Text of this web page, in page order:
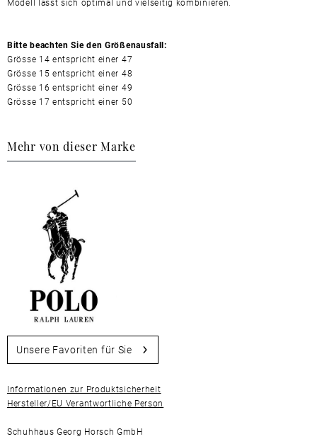
Bitte beachten Sie den Größenausfall:
Grösse 14 entspricht einer 47
Grösse 15 entspricht einer 48
Grösse 16 entspricht einer 49
Grösse 17 entspricht einer 50
Mehr von dieser Marke
Unsere Favoriten für Sie
Informationen zur Produktsicherheit
Hersteller/EU Verantwortliche Person
Schuhhaus Georg Horsch GmbH